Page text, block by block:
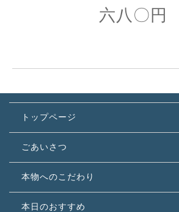
六八
トップページ
ごあいさつ
本物へのこだわり
本日のおすすめ